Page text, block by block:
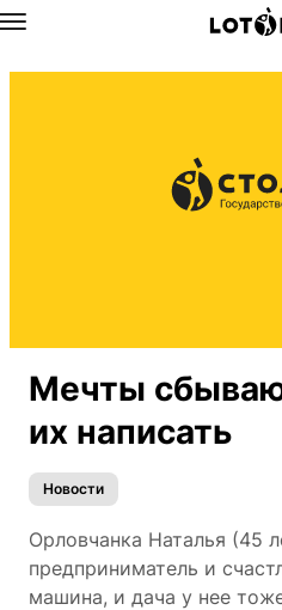
Назад
Мечты
их написать
Новости
Орловчанка Наталья (45
предприниматель и
машина, и дача у нее